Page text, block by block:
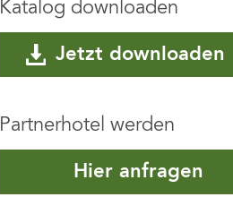
Katalog downloaden
Jetzt downloaden
Partnerhotel werden
Hier anfragen